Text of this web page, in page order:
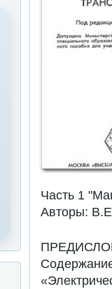
Часть 1
Авторы: